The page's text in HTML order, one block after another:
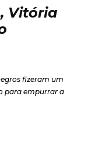
Vitória
fizeram um
para empurrar a